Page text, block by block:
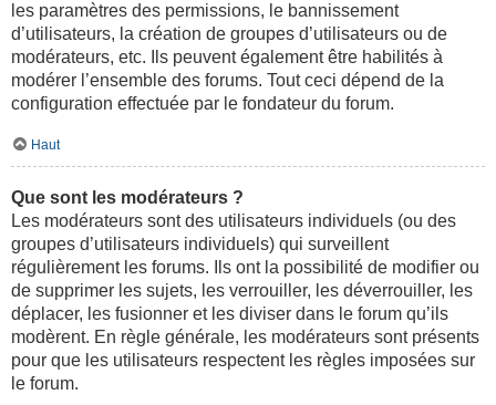
les paramètres des permissions, le bannissement
d’utilisateurs, la création de groupes d’utilisateurs ou de
modérateurs, etc. Ils peuvent également être habilités à
modérer l’ensemble des forums. Tout ceci dépend de la
configuration effectuée par le fondateur du forum.
Haut
Que sont les modérateurs ?
Les modérateurs sont des utilisateurs individuels (ou des
groupes d’utilisateurs individuels) qui surveillent
régulièrement les forums. Ils ont la possibilité de modifier ou
de supprimer les sujets, les verrouiller, les déverrouiller, les
déplacer, les fusionner et les diviser dans le forum qu’ils
modèrent. En règle générale, les modérateurs sont présents
pour que les utilisateurs respectent les règles imposées sur
le forum.